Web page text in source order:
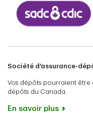
Société d'assurance-
Vos dépôts pourraient être
dépôts du Canada.
En savoir plus